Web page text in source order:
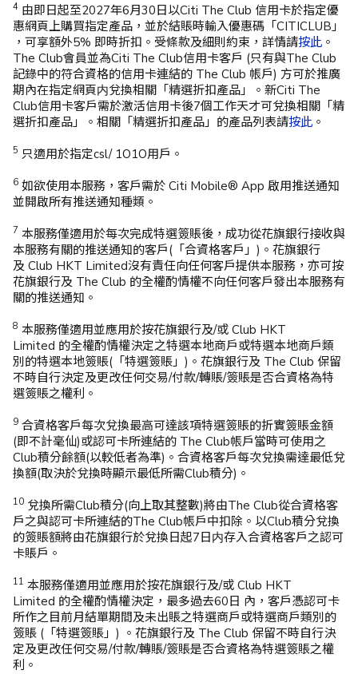
4 由即日起至2027年6月30日以Citi The Club 信用卡於指定優
惠網頁上購買指定產品，並於結賬時輸入優惠碼「CITICLUB」
，可享額外5% 即時折扣。受條款及細則約束，詳情請按此 。
The Club會員並為Citi The Club信用卡客戶 (只有與The Club
記錄中的符合資格的信用卡連結的 The Club 帳戶) 方可於推廣
期內在指定網頁内兌換相關「精選折扣產品」。新Citi The
Club信用卡客戶需於激活信用卡後7個工作天才可兌換相關「精
選折扣產品」。相關「精選折扣產品」的產品列表請按此 。​
5 只適用於指定csl/ 1O1O用戶。​
6 如欲使用本服務，客戶需於 Citi Mobile® App 啟用推送通知
並開啟所有推送通知種類。​
7 本服務僅適用於每次完成特選簽賬後，成功從花旗銀行接收與
本服務有關的推送通知的客戶(「合資格客戶」)。花旗銀行
及 Club HKT Limited沒有責任向任何客戶提供本服務，亦可按
花旗銀行及 The Club 的全權酌情權不向任何客戶發出本服務有
關的推送通知。​
8 本服務僅適用並應用於按花旗銀行及/或 Club HKT
Limited 的全權酌情權決定之特選本地商戶或特選本地商戶類
別的特選本地簽賬(「特選簽賬」)。花旗銀行及 The Club 保留
不時自行決定及更改任何交易/付款/轉賬/簽賬是否合資格為特
選簽賬之權利。​​
9 合資格客戶每次兌換最高可達該項特選簽賬的折實簽賬金額
(即不計毫仙)或認可卡所連結的 The Club帳戶當時可使用之
Club積分餘額(以較低者為準)。合資格客戶每次兌換需達最低兌
換額(取決於兌換時顯示最低所需Club積分)。​
10 兌換所需Club積分(向上取其整數)將由The Club從合資格客
戶之與認可卡所連結的The Club帳戶中扣除。以Club積分兌換
的簽賬額將由花旗銀行於兌換日起7日内存入合資格客戶之認可
卡賬戶。​
11 本服務僅適用並應用於按花旗銀行及/或 Club HKT
Limited 的全權酌情權決定，最多過去60日 內，客戶憑認可卡
所作之目前月結單期間及未出賬之特選商戶或特選商戶類別的
簽賬 (「特選簽賬」) 。花旗銀行及 The Club 保留不時自行決
定及更改任何交易/付款/轉賬/簽賬是否合資格為特選簽賬之權
利。​